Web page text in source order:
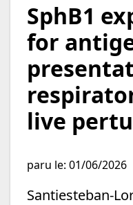
SphB1
for
live
paru le: 01/06/2026
Santiesteban-